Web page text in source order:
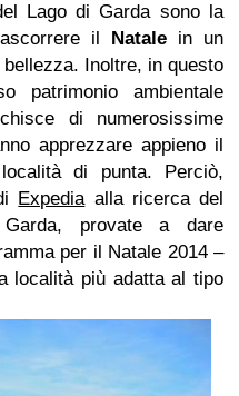
Lago di Garda sono la
il Natale in un
Inoltre, in questo
patrimonio ambientale
di numerosissime
apprezzare appieno il
di punta. Perciò,
Expediaalla ricerca del
provate a dare
per il Natale 2014 –
località più adatta al tipo